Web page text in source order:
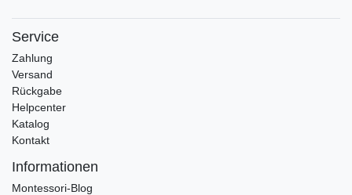
Service
Zahlung
Versand
Rückgabe
Helpcenter
Katalog
Kontakt
Informationen
Montessori-Blog